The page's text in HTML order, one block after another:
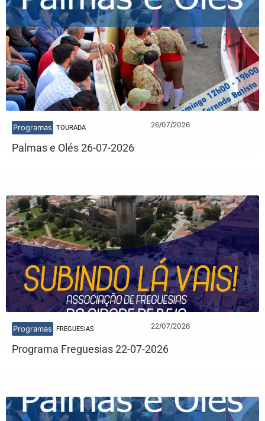
Programas TOURADA 26/07/2026
Palmas e Olés 26-07-2026
Programas FREGUESIAS 22/07/2026
Programa Freguesias 22-07-2026